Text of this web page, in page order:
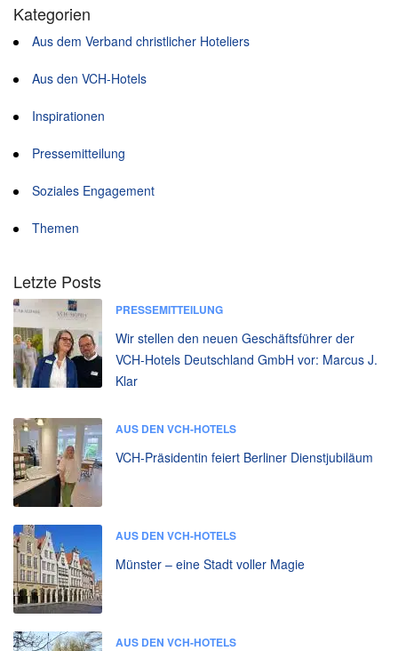
Kategorien
Aus dem Verband christlicher Hoteliers
Aus den VCH-Hotels
Inspirationen
Pressemitteilung
Soziales Engagement
Themen
Letzte Posts
PRESSEMITTEILUNG
Wir stellen den neuen Geschäftsführer der
VCH-Hotels Deutschland GmbH vor: Marcus J.
Klar
AUS DEN VCH-HOTELS
VCH-Präsidentin feiert Berliner Dienstjubiläum
AUS DEN VCH-HOTELS
Münster – eine Stadt voller Magie
AUS DEN VCH-HOTELS